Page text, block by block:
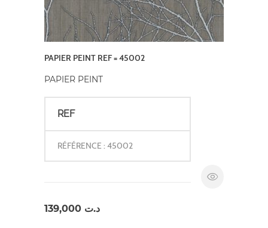
PAPIER PEINT REF = 45002
PAPIER PEINT
REF
RÉFÉRENCE : 45002
د.ت